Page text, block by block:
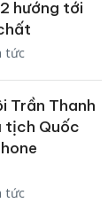
hướng tới
tức
Trần Thanh
tịch Quốc
tức